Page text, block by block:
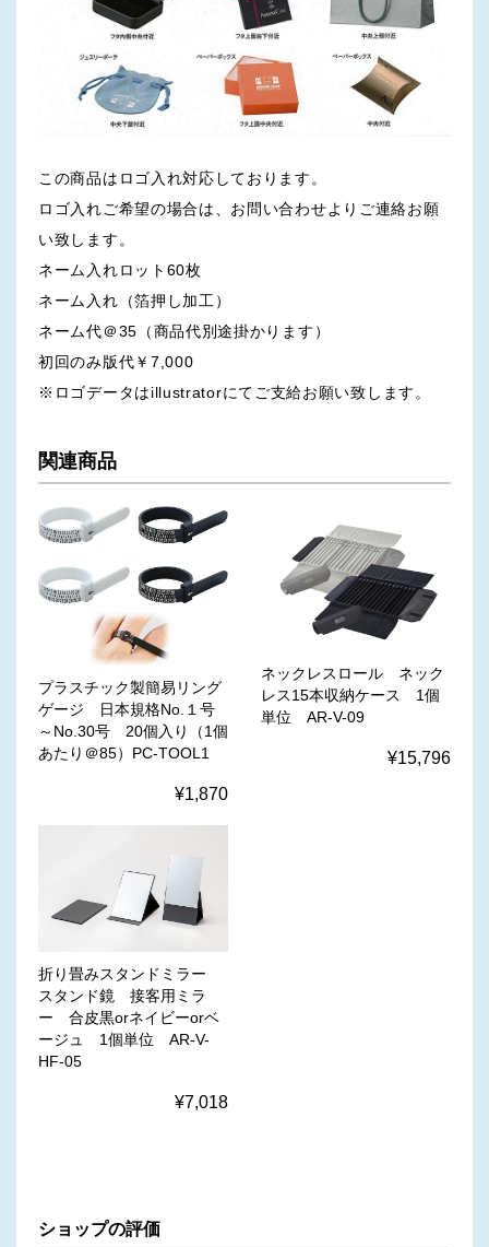
この商品はロゴ入れ対応しております。
ロゴ入れご希望の場合は、お問い合わせよりご連絡お願
い致します。
ネーム入れロット60枚
ネーム入れ（箔押し加工）
ネーム代＠35（商品代別途掛かります）
初回のみ版代￥7,000
※ロゴデータはillustratorにてご支給お願い致します。
関連商品
プラスチック製簡易リング
ゲージ 日本規格No.１号
～No.30号 20個入り（1個
あたり＠85）PC-TOOL1
¥1,870
ネックレスロール ネック
レス15本収納ケース 1個
単位 AR-V-09
¥15,796
折り畳みスタンドミラー
スタンド鏡 接客用ミラ
ー 合皮黒orネイビーorベ
ージュ 1個単位 AR-V-
HF-05
¥7,018
ショップの評価